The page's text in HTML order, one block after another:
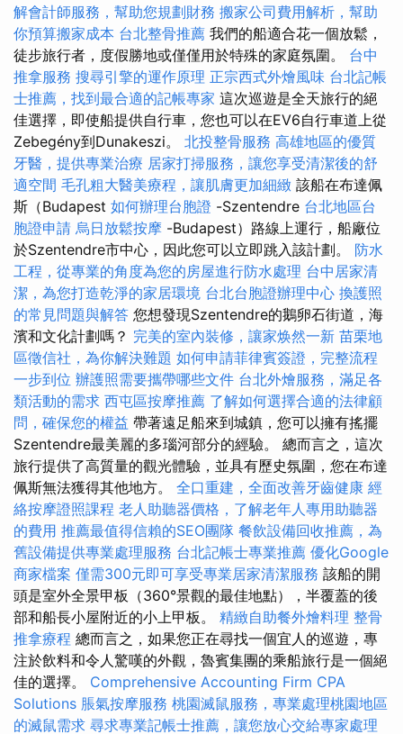
解會計師服務，幫助您規劃財務 搬家公司費用解析，幫助
你預算搬家成本 台北整骨推薦 我們的船適合花一個放鬆，
徒步旅行者，度假勝地或僅僅用於特殊的家庭氛圍。 台中
推拿服務 搜尋引擎的運作原理 正宗西式外燴風味 台北記帳
士推薦，找到最合適的記帳專家 這次巡遊是全天旅行的絕
佳選擇，即使船提供自行車，您也可以在EV6自行車道上從
Zebegény到Dunakeszi。 北投整骨服務 高雄地區的優質
牙醫，提供專業治療 居家打掃服務，讓您享受清潔後的舒
適空間 毛孔粗大醫美療程，讓肌膚更加細緻 該船在布達佩
斯（Budapest 如何辦理台胞證 -Szentendre 台北地區台
胞證申請 烏日放鬆按摩 -Budapest）路線上運行，船廠位
於Szentendre市中心，因此您可以立即跳入該計劃。 防水
工程，從專業的角度為您的房屋進行防水處理 台中居家清
潔，為您打造乾淨的家居環境 台北台胞證辦理中心 換護照
的常見問題與解答 您想發現Szentendre的鵝卵石街道，海
濱和文化計劃嗎？ 完美的室內裝修，讓家焕然一新 苗栗地
區徵信社，為你解決難題 如何申請菲律賓簽證，完整流程
一步到位 辦護照需要攜帶哪些文件 台北外燴服務，滿足各
類活動的需求 西屯區按摩推薦 了解如何選擇合適的法律顧
問，確保您的權益 帶著遠足船來到城鎮，您可以擁有搖擺
Szentendre最美麗的多瑙河部分的經驗。 總而言之，這次
旅行提供了高質量的觀光體驗，並具有歷史氛圍，您在布達
佩斯無法獲得其他地方。 全口重建，全面改善牙齒健康 經
絡按摩證照課程 老人助聽器價格，了解老年人專用助聽器
的費用 推薦最值得信賴的SEO團隊 餐飲設備回收推薦，為
舊設備提供專業處理服務 台北記帳士專業推薦 優化Google
商家檔案 僅需300元即可享受專業居家清潔服務 該船的開
頭是室外全景甲板（360°景觀的最佳地點），半覆蓋的後
部和船長小屋附近的小上甲板。 精緻自助餐外燴料理 整骨
推拿療程 總而言之，如果您正在尋找一個宜人的巡遊，專
注於飲料和令人驚嘆的外觀，魯賓集團的乘船旅行是一個絕
佳的選擇。 Comprehensive Accounting Firm CPA
Solutions 脹氣按摩服務 桃園滅鼠服務，專業處理桃園地區
的滅鼠需求 尋求專業記帳士推薦，讓您放心交給專家處理